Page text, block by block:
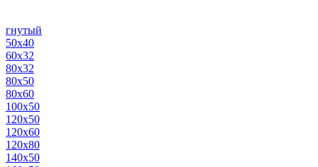
гнутый
50х40
60х32
80х32
80х50
80х60
100х50
120х50
120х60
120х80
140х50